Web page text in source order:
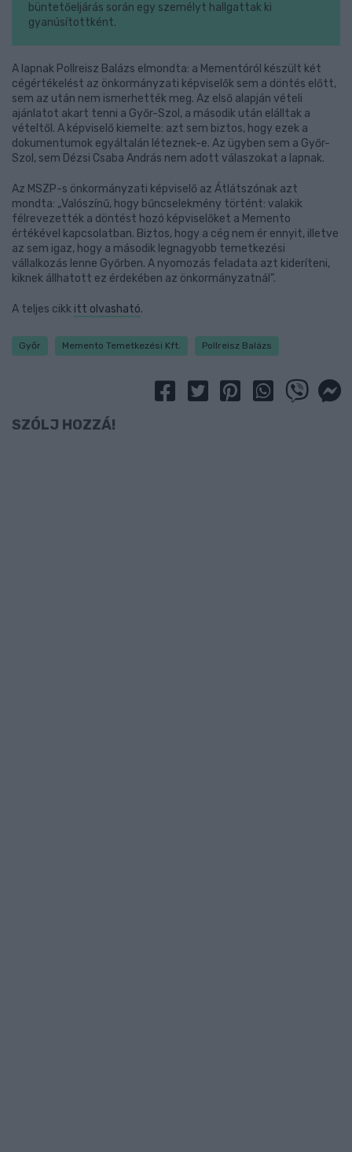
büntetőeljárás során egy személyt hallgattak ki
gyanúsítottként.
A lapnak Pollreisz Balázs elmondta: a Mementóról készült két
cégértékelést az önkormányzati képviselők sem a döntés előtt,
sem az után nem ismerhették meg. Az első alapján vételi
ajánlatot akart tenni a Győr-Szol, a második után elálltak a
vételtől. A képviselő kiemelte: azt sem biztos, hogy ezek a
dokumentumok egyáltalán léteznek-e. Az ügyben sem a Győr-
Szol, sem Dézsi Csaba András nem adott válaszokat a lapnak.
Az MSZP-s önkormányzati képviselő az Átlátszónak azt
mondta: „Valószínű, hogy bűncselekmény történt: valakik
félrevezették a döntést hozó képviselőket a Memento
értékével kapcsolatban. Biztos, hogy a cég nem ér ennyit, illetve
az sem igaz, hogy a második legnagyobb temetkezési
vállalkozás lenne Győrben. A nyomozás feladata azt kideríteni,
kiknek állhatott ez érdekében az önkormányzatnál”.
A teljes cikk itt olvasható.
Győr Memento Temetkezési Kft. Pollreisz Balázs
SZÓLJ HOZZÁ!